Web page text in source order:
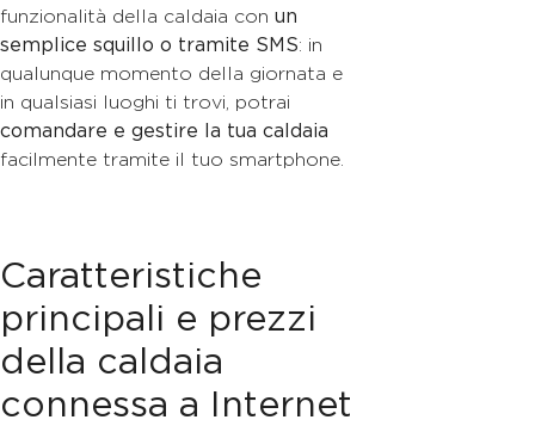
funzionalità della caldaia con un
semplice squillo o tramite SMS: in
qualunque momento della giornata e
in qualsiasi luoghi ti trovi, potrai
comandare e gestire la tua caldaia
facilmente tramite il tuo smartphone.
Caratteristiche
principali e prezzi
della caldaia
connessa a Internet